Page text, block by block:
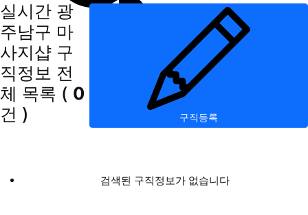
실시간 광
주남구 마
사지샵 구
직정보 전
체 목록 ( 0
건 )
구직등록
검색된 구직정보가 없습니다